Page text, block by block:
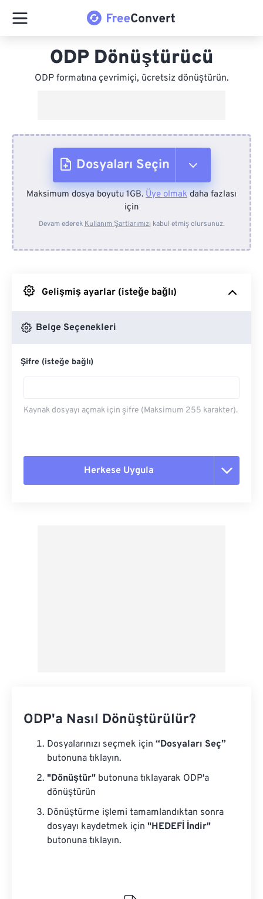
ODP Dönüştürücü
ODP formatına çevrimiçi, ücretsiz dönüştürün.
Dosyaları Seçin
Cihazdan
Google Drive'dan
OneDrive'dan
Url'den
Maksimum dosya boyutu 1GB. Üye olmak daha fazlası
için
Devam ederek Kullanım Şartlarımızı kabul etmiş olursunuz.
Gelişmiş ayarlar (isteğe bağlı)
Belge Seçenekleri
Şifre (isteğe bağlı)
Kaynak dosyayı açmak için şifre (Maksimum 255 karakter).
Herkese Uygula
ODP'a Nasıl Dönüştürülür?
Dosyalarınızı seçmek için “Dosyaları Seç”
butonuna tıklayın.
"Dönüştür" butonuna tıklayarak ODP'a
dönüştürün
Dönüştürme işlemi tamamlandıktan sonra
dosyayı kaydetmek için "HEDEFİ İndir"
butonuna tıklayın.